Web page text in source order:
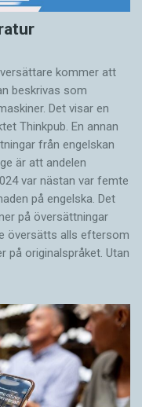
­kommer att
beskrivas som
Det visar en
Thinkpub. En annan
från engelskan
är att andelen
var nästan var femte
på engelska. Det
på översättningar
översätts alls eftersom
på originalspråket. Utan